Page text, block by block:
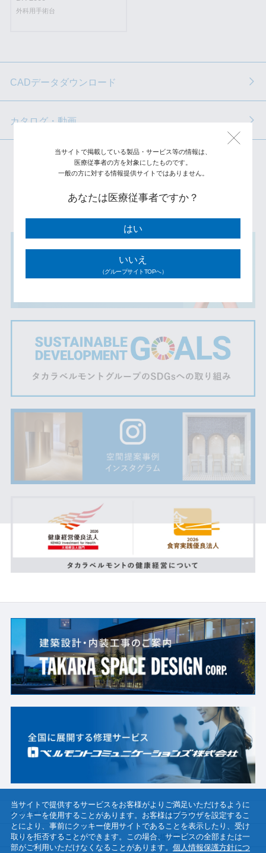
当サイトで掲載している製品・サービス等の情報は、
医療従事者の方を対象にしたものです。
一般の方に対する情報提供サイトではありません。
あなたは医療従事者ですか？
はい
いいえ
（グループサイトTOPへ）
外科用手術台
CADデータダウンロード
カタログ・動画
サイトポリシー 個人情報保護方針
透明性に関する指針 物品提供取り止めについて
当サイトで提供するサービスをお客様がよりご満足いただけるように
クッキーを使用することがあります。お客様はブラウザを設定するこ
とにより、事前にクッキー使用サイトであることを表示したり、受け
取りを拒否することができます。この場合、サービスの全部または一
部がご利用いただけなくなることがあります。​ ​個人情報保護方針につ